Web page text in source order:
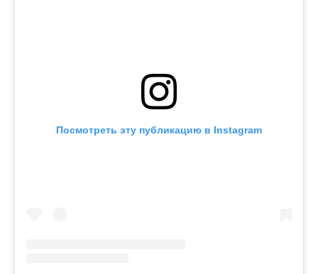
Посмотреть эту публикацию в Instagram